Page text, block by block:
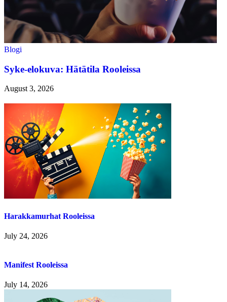
Blogi
Syke-elokuva: Hätätila Rooleissa
August 3, 2026
Harakkamurhat Rooleissa
July 24, 2026
Manifest Rooleissa
July 14, 2026